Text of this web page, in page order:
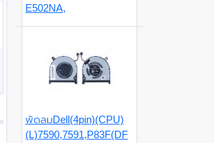
E502NA,
พัดลมDell(4pin)(CPU)
(L)7590,7591,P83F(DF